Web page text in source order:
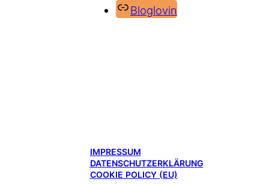
Bloglovin
IMPRESSUM
DATENSCHUTZERKLÄRUNG
COOKIE POLICY (EU)